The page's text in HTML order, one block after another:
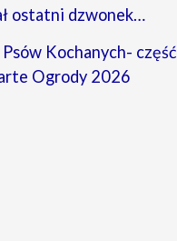
ostatni dzwonek…
Kochanych- część
Ogrody 2026